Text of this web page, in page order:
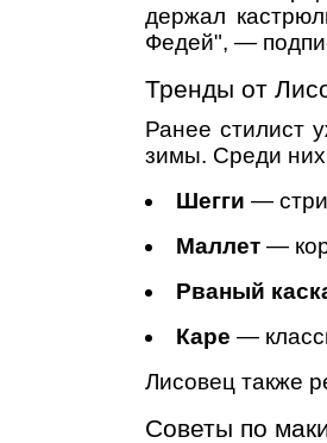
держал
Федей", —
Тренды от
Ранее стилист
зимы. Среди
Шегги —
Маллет —
Рваный
Каре —
Лисовец также
Советы по